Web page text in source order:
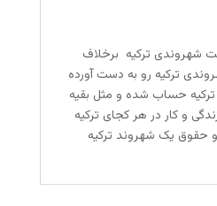
شهروندی ترکیه برخلاف
ترکیه رو به دست آورده
ترکیه حساب شده و مثل بقیه
و کار در هر کجای ترکیه
حقوق یک شهروند ترکیه